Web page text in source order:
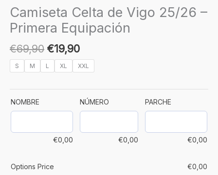
Camiseta Celta de Vigo 25/26 –
Primera Equipación
€69,90 €19,90
S M L XL XXL
NOMBRE
€0,00
NÚMERO
€0,00
PARCHE
€0,00
Options Price €0,00